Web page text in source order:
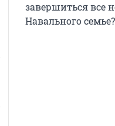
завершиться все
Навального семье?